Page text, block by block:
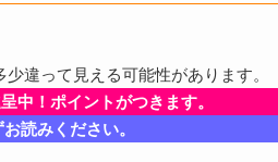
違って見える可能性があります。
！ポイントがつきます。
読みください。